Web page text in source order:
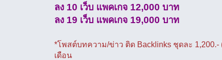
ลง 10 เว็บ แพคเกจ 12,000 บาท
ลง 19 เว็บ แพคเกจ 19,000 บาท
*โพสต์บทความ/ข่าว ติด Backlinks ชุดละ 1,200.-
เดือน